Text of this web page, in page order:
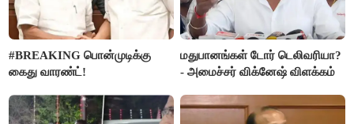
#BREAKING பொன்முடிக்கு
கைது வாரண்ட்!
மதுபானங்கள் டோர் டெலிவரியா?
- அமைச்சர் விக்னேஷ் விளக்கம்